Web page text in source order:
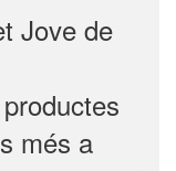
Jove de
més a